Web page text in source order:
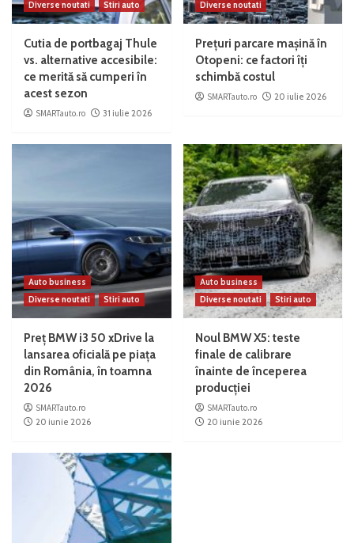
Diverse noutati
Stiri auto
Cutia de portbagaj Thule
vs. alternative accesibile:
ce merită să cumperi în
acest sezon
SMARTauto.ro 31 iulie 2026
Diverse noutati
Prețuri parcare mașină în
Otopeni: ce factori îți
schimbă costul
SMARTauto.ro 20 iulie 2026
Auto business
Diverse noutati
Stiri auto
Preț BMW i3 50 xDrive la
lansarea oficială pe piața
din România, în toamna
2026
SMARTauto.ro
20 iunie 2026
Auto business
Diverse noutati
Stiri auto
Noul BMW X5: teste
finale de calibrare
înainte de începerea
producției
SMARTauto.ro
20 iunie 2026